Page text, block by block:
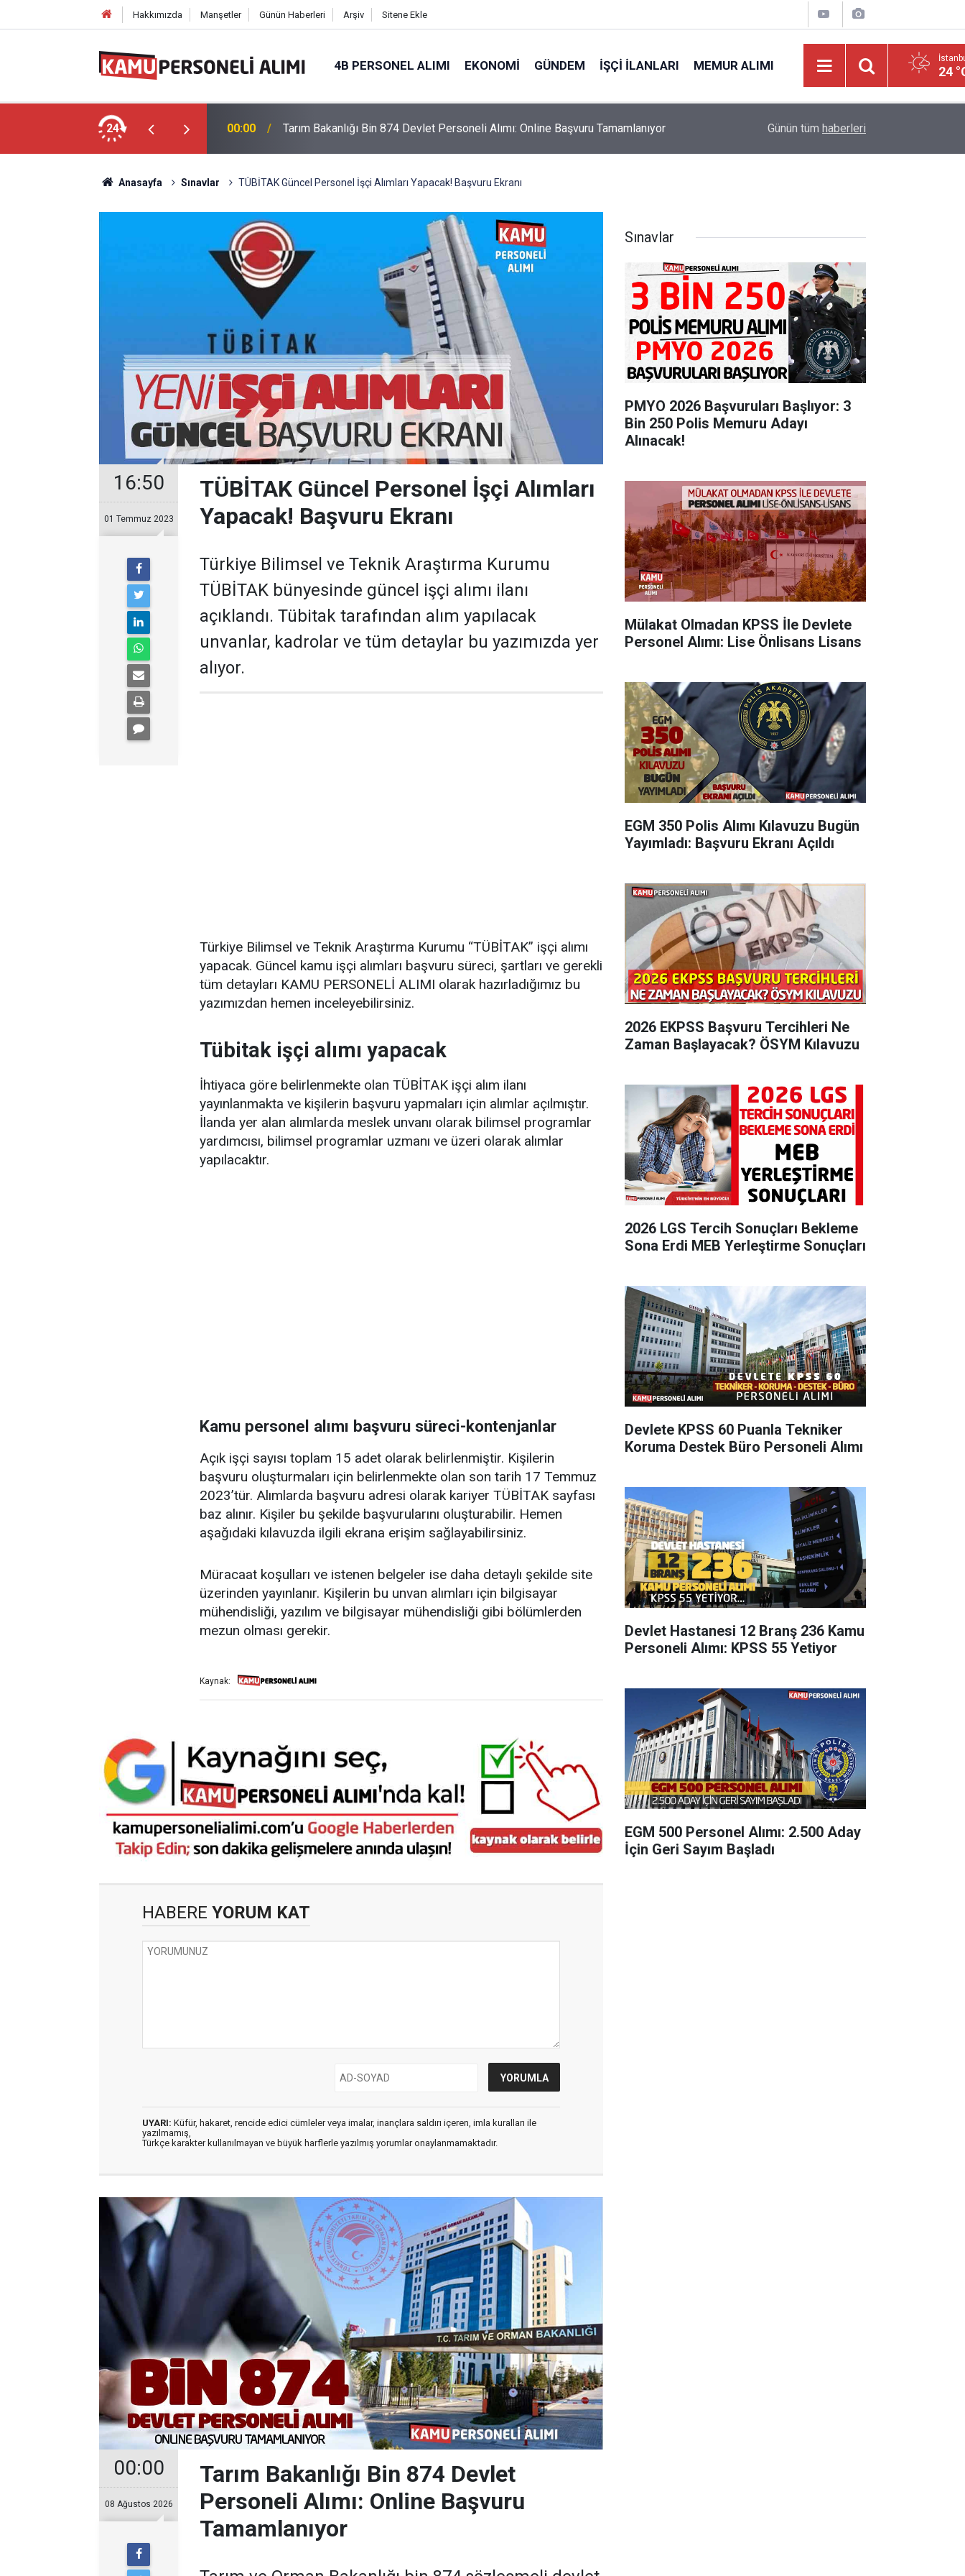
Hakkımızda Manşetler Günün Haberleri Arşiv Sitene Ekle
4B PERSONEL ALIMI EKONOMI GÜNDEM İŞÇI İLANLARI MEMUR ALIMI 24
24
Alımı Yapıyor: Başvuru Ekranı 00:00 Tarım Bakanlığı Bin 874 Devlet Personeli Alımı: Online Başvuru Tamamlanıyor Karayolları Genel Müdürlüğü Açıktan Memur
Günün tüm haberleri
Anasayfa Sınavlar TÜBİTAK Güncel Personel İşçi Alımları Yapacak! Başvuru Ekranı
16:50
01 Temmuz 2023
TÜBİTAK Güncel Personel İşçi Alımları
Yapacak! Başvuru Ekranı
Türkiye Bilimsel ve Teknik Araştırma Kurumu
TÜBİTAK bünyesinde güncel işçi alımı ilanı
açıklandı. Tübitak tarafından alım yapılacak
unvanlar, kadrolar ve tüm detaylar bu yazımızda yer
alıyor.
Türkiye Bilimsel ve Teknik Araştırma Kurumu “TÜBİTAK” işçi alımı
yapacak. Güncel kamu işçi alımları başvuru süreci, şartları ve gerekli
tüm detayları KAMU PERSONELİ ALIMI olarak hazırladığımız bu
yazımızdan hemen inceleyebilirsiniz.
Tübitak işçi alımı yapacak
İhtiyaca göre belirlenmekte olan TÜBİTAK işçi alım ilanı
yayınlanmakta ve kişilerin başvuru yapmaları için alımlar açılmıştır.
İlanda yer alan alımlarda meslek unvanı olarak bilimsel programlar
yardımcısı, bilimsel programlar uzmanı ve üzeri olarak alımlar
yapılacaktır.
Kamu personel alımı başvuru süreci-kontenjanlar
Açık işçi sayısı toplam 15 adet olarak belirlenmiştir. Kişilerin
başvuru oluşturmaları için belirlenmekte olan son tarih 17 Temmuz
2023’tür. Alımlarda başvuru adresi olarak kariyer TÜBİTAK sayfası
baz alınır. Kişiler bu şekilde başvurularını oluşturabilir. Hemen
aşağıdaki kılavuzda ilgili ekrana erişim sağlayabilirsiniz.
Müracaat koşulları ve istenen belgeler ise daha detaylı şekilde site
üzerinden yayınlanır. Kişilerin bu unvan alımları için bilgisayar
mühendisliği, yazılım ve bilgisayar mühendisliği gibi bölümlerden
mezun olması gerekir.
Kaynak:
HABERE YORUM KAT
UYARI: Küfür, hakaret, rencide edici cümleler veya imalar, inançlara saldırı içeren, imla kuralları ile
yazılmamış,
Türkçe karakter kullanılmayan ve büyük harflerle yazılmış yorumlar onaylanmamaktadır.
00:00
08 Ağustos 2026
Tarım Bakanlığı Bin 874 Devlet
Personeli Alımı: Online Başvuru
Tamamlanıyor
Sınavlar
PMYO 2026 Başvuruları Başlıyor: 3
Bin 250 Polis Memuru Adayı
Alınacak!
Mülakat Olmadan KPSS İle Devlete
Personel Alımı: Lise Önlisans Lisans
EGM 350 Polis Alımı Kılavuzu Bugün
Yayımladı: Başvuru Ekranı Açıldı
2026 EKPSS Başvuru Tercihleri Ne
Zaman Başlayacak? ÖSYM Kılavuzu
2026 LGS Tercih Sonuçları Bekleme
Sona Erdi MEB Yerleştirme Sonuçları
Devlete KPSS 60 Puanla Tekniker
Koruma Destek Büro Personeli Alımı
Devlet Hastanesi 12 Branş 236 Kamu
Personeli Alımı: KPSS 55 Yetiyor
EGM 500 Personel Alımı: 2.500 Aday
İçin Geri Sayım Başladı